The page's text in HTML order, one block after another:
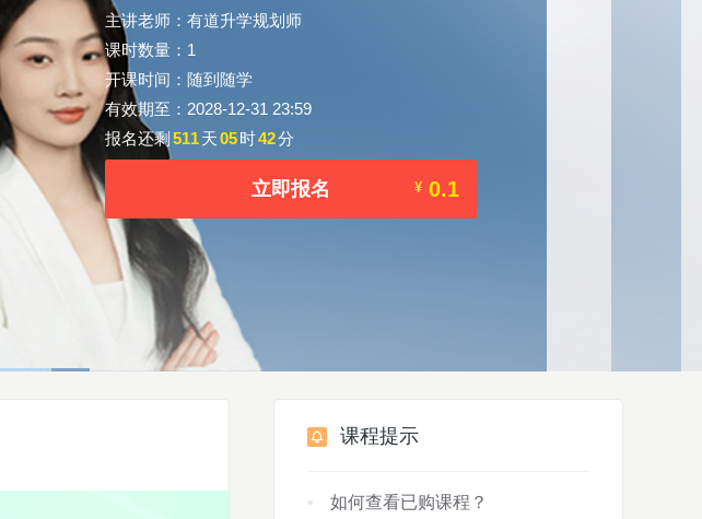
主讲老师：有道升学规划师
课时数量：1
开课时间：随到随学
有效期至：2028-12-31 23:59
报名还剩 511天05时42分
立即报名 ¥ 0.1
课程提示
如何查看已购课程？